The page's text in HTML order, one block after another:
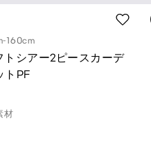
160cm
トシアー2ピースカーデ
トPF
材